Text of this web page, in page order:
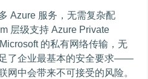
Azure 服务，无需复杂配
层级支持 Azure Private
的私有网络传输，无
了企业最基本的安全要求——
网中会带来不可接受的风险。